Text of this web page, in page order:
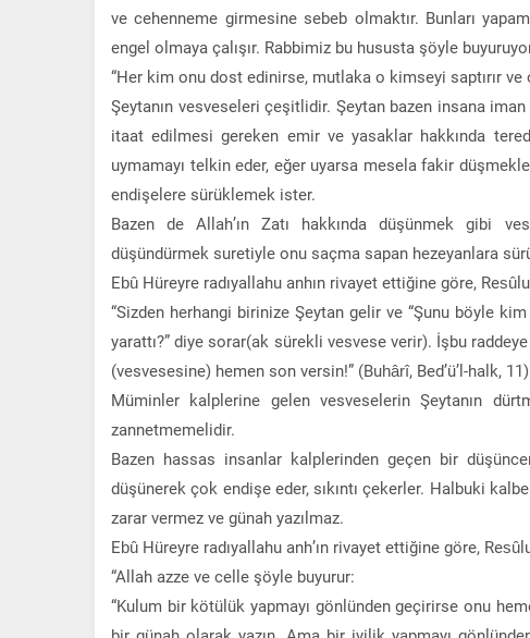
ve cehenneme girmesine sebeb olmaktır. Bunları
engel olmaya çalışır. Rabbimiz bu hususta şöyle
“Her kim onu dost edinirse, mutlaka o kimseyi saptırır ve
Şeytanın vesveseleri çeşitlidir. Şeytan bazen insana
itaat edilmesi gereken emir ve yasaklar hakkında
uymamayı telkin eder, eğer uyarsa mesela fakir
endişelere sürüklemek ister.
Bazen de Allah’ın Zatı hakkında düşünmek gibi
düşündürmek suretiyle onu saçma sapan hezeyanlara
Ebû Hüreyre radıyallahu anhın rivayet ettiğine göre,
“Sizden herhangi birinize Şeytan gelir ve “Şunu böyle
yarattı?” diye sorar(ak sürekli vesvese verir). İşbu
(vesvesesine) hemen son versin!” (Buhârî, Bed’ü’l-halk, 11)
Müminler kalplerine gelen vesveselerin Şeytanın
zannetmemelidir.
Bazen hassas insanlar kalplerinden geçen bir
düşünerek çok endişe eder, sıkıntı çekerler. Halbuki
zarar vermez ve günah yazılmaz.
Ebû Hüreyre radıyallahu anh’ın rivayet ettiğine göre,
“Allah azze ve celle şöyle buyurur:
“Kulum bir kötülük yapmayı gönlünden geçirirse onu